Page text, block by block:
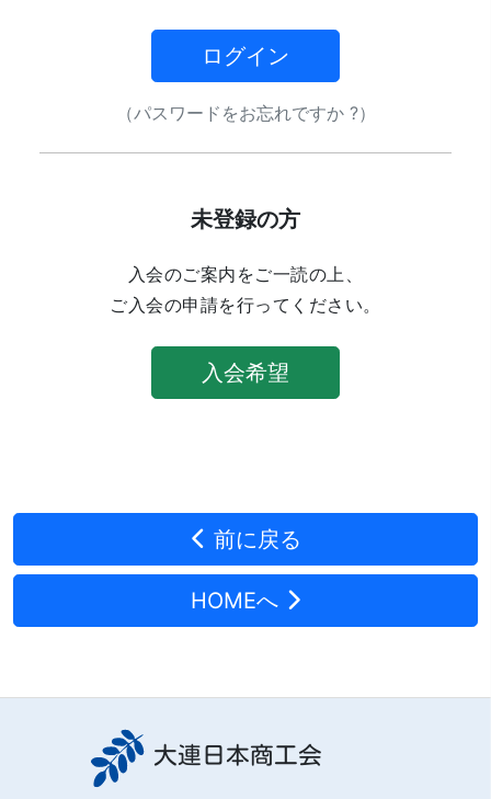
ログイン
（パスワードをお忘れですか ?）
未登録の方
入会のご案内をご一読の上、
ご入会の申請を行ってください。
入会希望
前に戻る
HOMEへ
大連日本商工会